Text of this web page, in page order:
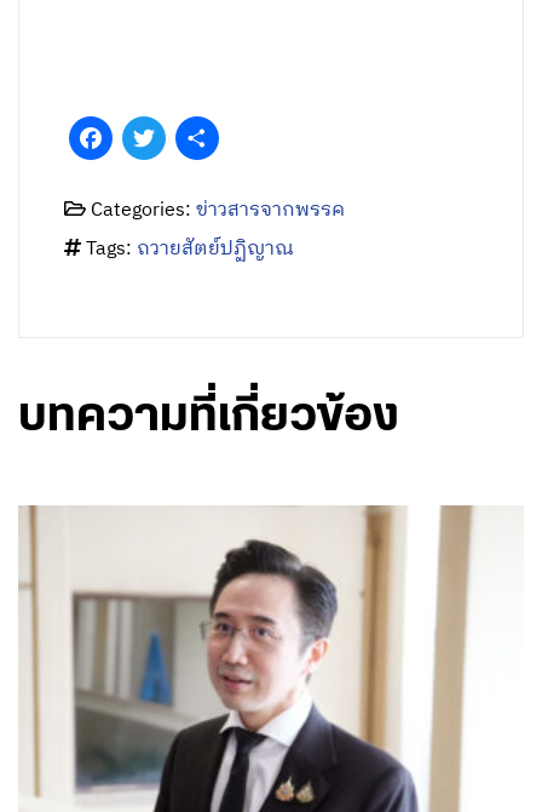
Tags:ถวายสัตย์ปฏิญาณ
August 10, 2026 - 15:49 โดย พรรคเพื่อไทย
‘ศ.ดร.ยศชนัน’ เผย ศธ. จ่อชงมาตรการความปลอดภัยใน
โรงเรียนเข้าคณะรัฐมนตรี ยกระดับเป็นวาระแห่งชาติวันพรุ่ง